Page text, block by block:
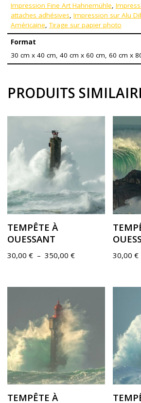
Impression Fine Art Hahnemühle,
attaches adhésives, Impression sur Alu
Américaine,Tirage sur papier photo
Format
30 cm x 40 cm, 40 cm x 60 cm, 60 cm x
PRODUITS
TEMPÊTE À
OUESSANT
30,00 € – 350,00 € 30,00€
TEMPÊTE À